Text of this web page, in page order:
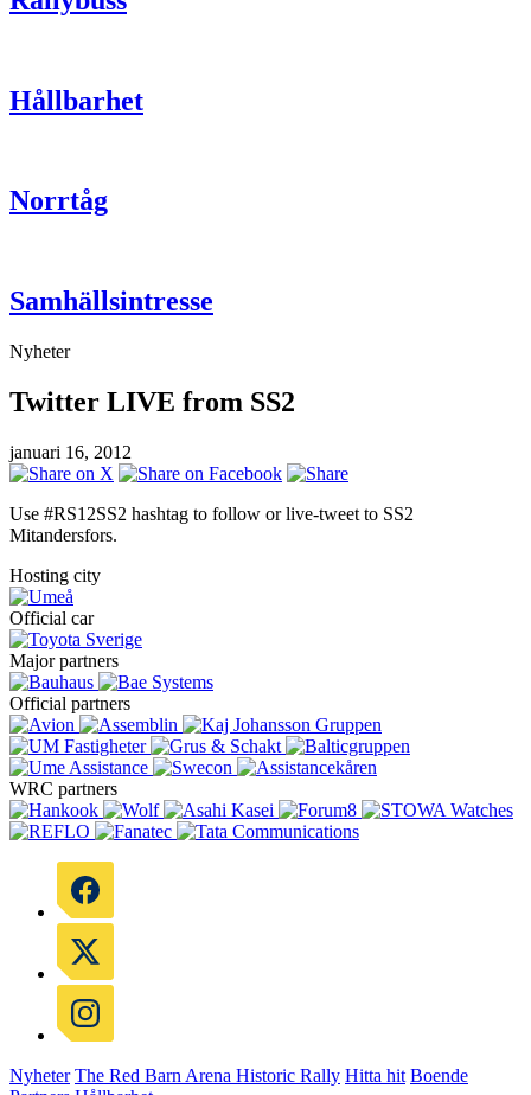
Hållbarhet
Norrtåg
Samhällsintresse
Nyheter
Twitter LIVE from SS2
januari 16, 2012
Use #RS12SS2 hashtag to follow or live-tweet to SS2
Mitandersfors.
Hosting city
Official car
Major partners
Official partners
WRC partners
Nyheter The Red Barn Arena Historic Rally Hitta hit Boende